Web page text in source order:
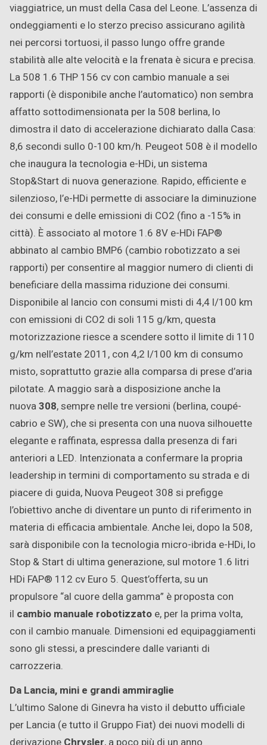
viaggiatrice, un must della Casa del Leone. L’assenza di
ondeggiamenti e lo sterzo preciso assicurano agilità
nei percorsi tortuosi, il passo lungo offre grande
stabilità alle alte velocità e la frenata è sicura e precisa.
La 508 1.6 THP 156 cv con cambio manuale a sei
rapporti (è disponibile anche l’automatico) non sembra
affatto sottodimensionata per la 508 berlina, lo
dimostra il dato di accelerazione dichiarato dalla Casa:
8,6 secondi sullo 0-100 km/h. Peugeot 508 è il modello
che inaugura la tecnologia e-HDi, un sistema
Stop&Start di nuova generazione. Rapido, efficiente e
silenzioso, l’e-HDi permette di associare la diminuzione
dei consumi e delle emissioni di CO2 (fino a -15% in
città). È associato al motore 1.6 8V e-HDi FAP®
abbinato al cambio BMP6 (cambio robotizzato a sei
rapporti) per consentire al maggior numero di clienti di
beneficiare della massima riduzione dei consumi.
Disponibile al lancio con consumi misti di 4,4 l/100 km
con emissioni di CO2 di soli 115 g/km, questa
motorizzazione riesce a scendere sotto il limite di 110
g/km nell’estate 2011, con 4,2 l/100 km di consumo
misto, soprattutto grazie alla comparsa di prese d’aria
pilotate. A maggio sarà a disposizione anche la
nuova308, sempre nelle tre versioni (berlina, coupé-
cabrio e SW), che si presenta con una nuova silhouette
elegante e raffinata, espressa dalla presenza di fari
anteriori a LED. Intenzionata a confermare la propria
leadership in termini di comportamento su strada e di
piacere di guida, Nuova Peugeot 308 si prefigge
l’obiettivo anche di diventare un punto di riferimento in
materia di efficacia ambientale. Anche lei, dopo la 508,
sarà disponibile con la tecnologia micro-ibrida e-HDi, lo
Stop & Start di ultima generazione, sul motore 1.6 litri
HDi FAP® 112 cv Euro 5. Quest’offerta, su un
propulsore “al cuore della gamma” è proposta con
il cambio manuale robotizzato e, per la prima volta,
con il cambio manuale. Dimensioni ed equipaggiamenti
sono gli stessi, a prescindere dalle varianti di
carrozzeria.
Da Lancia, mini e grandi ammiraglie
L’ultimo Salone di Ginevra ha visto il debutto ufficiale
per Lancia (e tutto il Gruppo Fiat) dei nuovi modelli di